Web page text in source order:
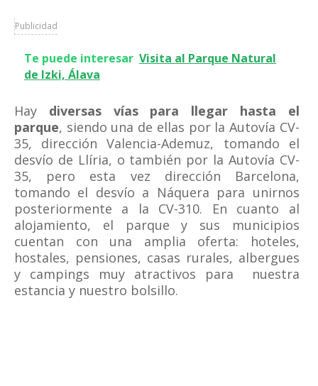
Publicidad
Te puede interesar Visita al Parque Natural
de Izki, Álava
Hay diversas vías para llegar hasta el
parque, siendo una de ellas por la Autovía CV-
35, dirección Valencia-Ademuz, tomando el
desvío de Llíria, o también por la Autovía CV-
35, pero esta vez dirección Barcelona,
tomando el desvío a Náquera para unirnos
posteriormente a la CV-310. En cuanto al
alojamiento, el parque y sus municipios
cuentan con una amplia oferta: hoteles,
hostales, pensiones, casas rurales, albergues
y campings muy atractivos para nuestra
estancia y nuestro bolsillo.